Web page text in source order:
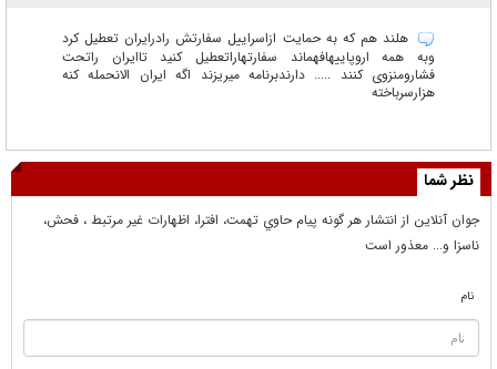
هلند هم که به حمایت ازاسراییل سفارتش رادرایران تعطیل کرد
وبه همه اروپاییهافهماند سفارتهاراتعطیل کنید تاایران راتحت
فشارومنزوی کنند ..... دارندبرنامه میریزند اگه ایران الانحمله کنه
هزارسرباخته
نظر شما
جوان آنلاين از انتشار هر گونه پيام حاوي تهمت، افترا، اظهارات غير مرتبط ، فحش،
ناسزا و... معذور است
نام